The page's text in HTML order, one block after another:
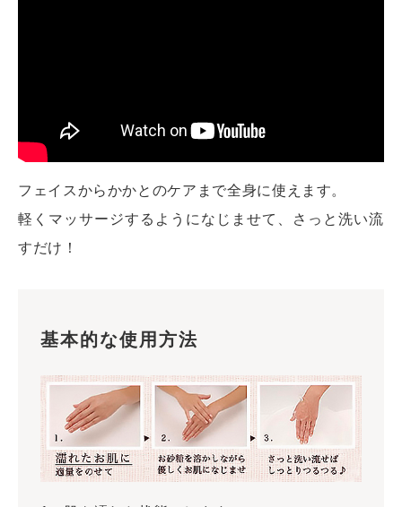
フェイスからかかとのケアまで全身に使えます。
軽くマッサージするようになじませて、さっと洗い流
すだけ！
基本的な使用方法